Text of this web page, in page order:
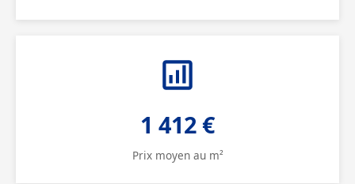
1 412 €
Prix moyen au m²